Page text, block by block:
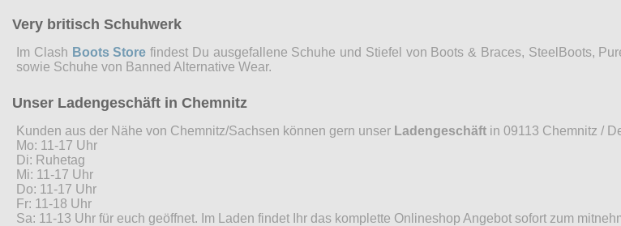
Very britisch Schuhwerk
Im Clash Boots Store findest Du ausgefallene Schuhe und Stiefel von Boots & Braces, SteelBoots,
sowie Schuhe von Banned Alternative Wear.
Unser Ladengeschäft in Chemnitz
Kunden aus der Nähe von Chemnitz/Sachsen können gern unser Ladengeschäft in 09113 Chemnitz /
Mo: 11-17 Uhr
Di: Ruhetag
Mi: 11-17 Uhr
Do: 11-17 Uhr
Fr: 11-18 Uhr
Sa: 11-13 Uhr für euch geöffnet. Im Laden findet Ihr das komplette Onlineshop Angebot sofort zum